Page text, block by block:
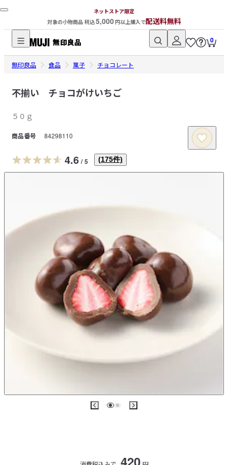
ネットストア限定
対象の小物商品 税込5,000円以上購入で配送料無料
無
印
品
ッ
ス
ト
0
無印良品 食品 菓子 チョコレート
不揃い チョコがけいちご
５０ｇ
商品番号 84298110
4.6 / 5 (175件)
420